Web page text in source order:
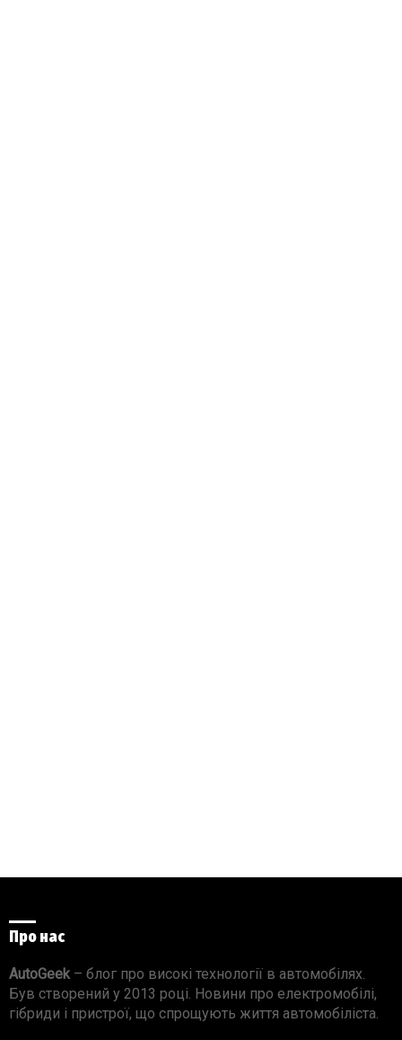
Про нас
AutoGeek – блог про високі технології в автомобілях.
Був створений у 2013 році. Новини про електромобілі,
гібриди і пристрої, що спрощують життя автомобіліста.